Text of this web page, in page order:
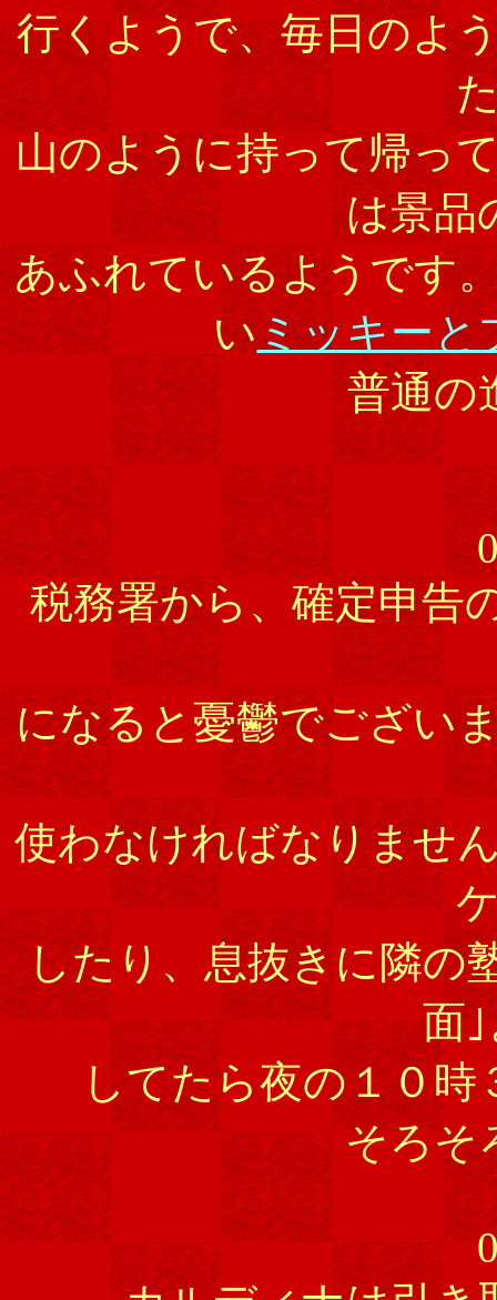
行くようで、毎日のよ
山のように持って帰っ
は景品
あふれているようです
いミッキーと
普通の
税務署から、確定申告
になると憂鬱でござい
使わなければなりませ
したり、息抜きに隣の
面
してたら夜の１０
そろそ